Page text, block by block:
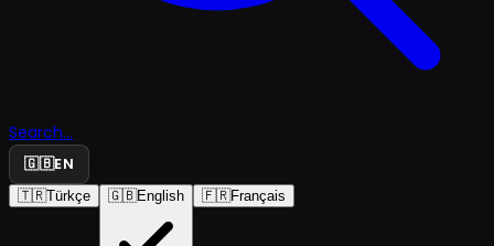
Search...
🇬🇧EN
🇹🇷Türkçe 🇬🇧English 🇫🇷Français